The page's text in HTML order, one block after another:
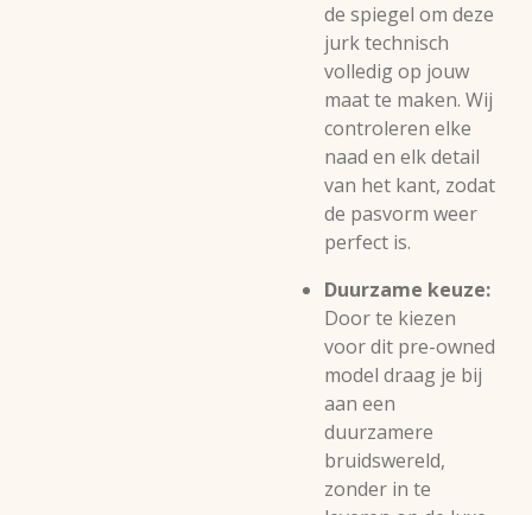
de spiegel om deze
jurk technisch
volledig op jouw
maat te maken. Wij
controleren elke
naad en elk detail
van het kant, zodat
de pasvorm weer
perfect is.
Duurzame keuze:
Door te kiezen
voor dit pre-owned
model draag je bij
aan een
duurzamere
bruidswereld,
zonder in te